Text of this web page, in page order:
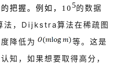
把握。例如， 105的数据
法，Dijkstra算法在稀疏图
降低为
等。这是
知，如果想要取得高分，